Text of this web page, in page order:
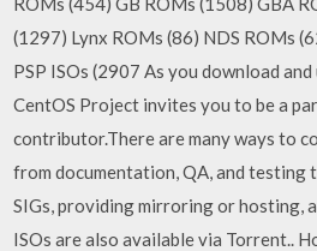
(1297) Lynx ROMs (86) NDS ROMs
PSP ISOs (2907 As you download
CentOS Project invites you to be a
contributor.There are many ways to
from documentation, QA, and testing
SIGs, providing mirroring or hosting,
ISOs are also available via Torrent..